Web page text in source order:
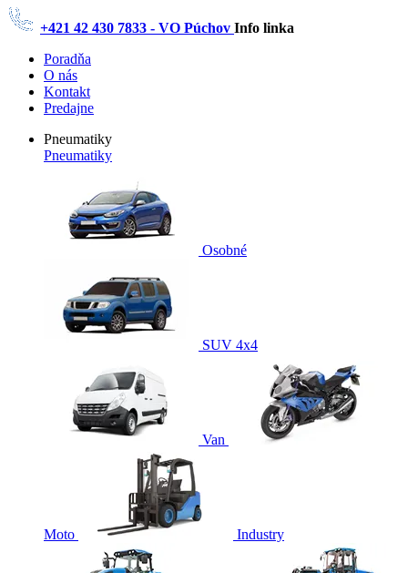
+421 42 430 7833 - VO Púchov Info linka
Poradňa
O nás
Kontakt
Predajne
Pneumatiky
Pneumatiky
Osobné
SUV 4x4
Van
Moto Industry